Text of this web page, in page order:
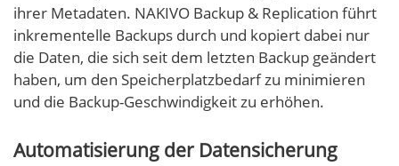
ihrer Metadaten. NAKIVO Backup & Replication führt
inkrementelle Backups durch und kopiert dabei nur
die Daten, die sich seit dem letzten Backup geändert
haben, um den Speicherplatzbedarf zu minimieren
und die Backup-Geschwindigkeit zu erhöhen.
Automatisierung der Datensicherung